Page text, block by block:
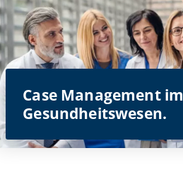
Case Management im
Gesundheitswesen.